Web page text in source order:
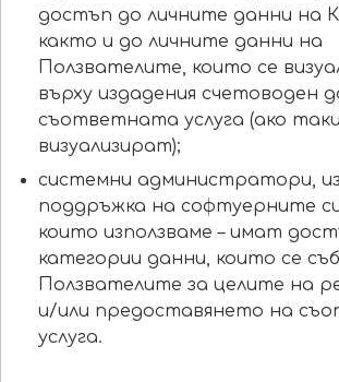
достъп до личните данни на
както и до личните данни на
Ползвателите, които се
върху издадения счетоводен
съответната услуга (ако
визуализират);
системни администратори,
поддръжка на софтуерните
които използваме – имат
категории данни, които се
Ползвателите за целите на
и/или предоставянето на
услуга.